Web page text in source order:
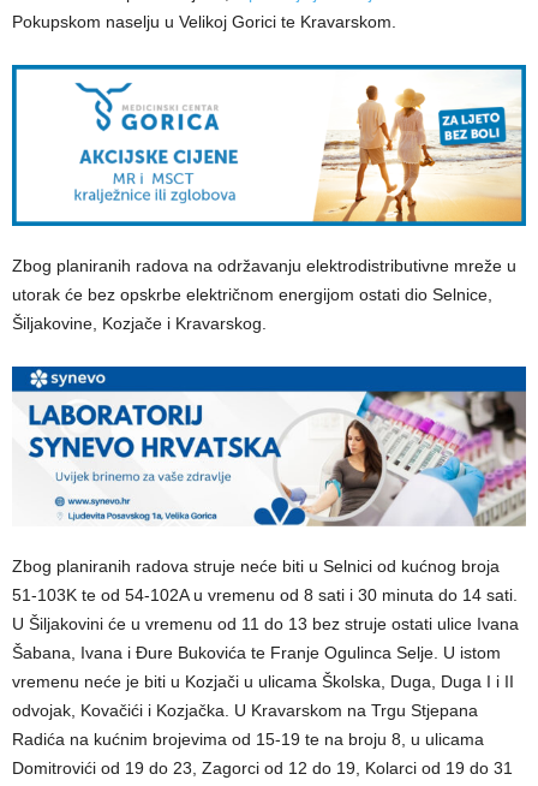
Pokupskom naselju u Velikoj Gorici te Kravarskom.
Zbog planiranih radova na održavanju elektrodistributivne mreže u
utorak će bez opskrbe električnom energijom ostati dio Selnice,
Šiljakovine, Kozjače i Kravarskog.
Zbog planiranih radova struje neće biti u Selnici od kućnog broja
51-103K te od 54-102A u vremenu od 8 sati i 30 minuta do 14 sati.
U Šiljakovini će u vremenu od 11 do 13 bez struje ostati ulice Ivana
Šabana, Ivana i Đure Bukovića te Franje Ogulinca Selje. U istom
vremenu neće je biti u Kozjači u ulicama Školska, Duga, Duga I i II
odvojak, Kovačići i Kozjačka. U Kravarskom na Trgu Stjepana
Radića na kućnim brojevima od 15-19 te na broju 8, u ulicama
Domitrovići od 19 do 23, Zagorci od 12 do 19, Kolarci od 19 do 31